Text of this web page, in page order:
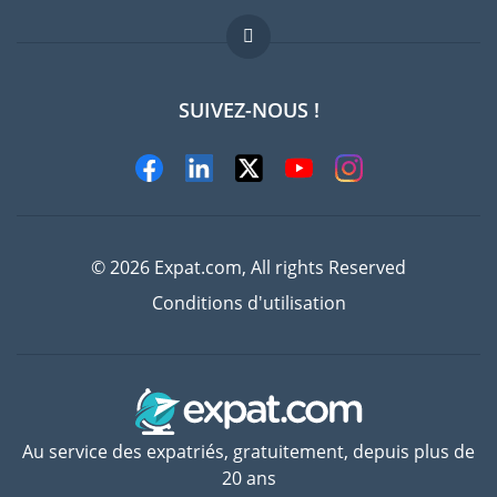
Offres d'emploi
FAQ
Experts
SUIVEZ-NOUS !
© 2026 Expat.com, All rights Reserved
Conditions d'utilisation
Au service des expatriés, gratuitement, depuis plus de
20 ans